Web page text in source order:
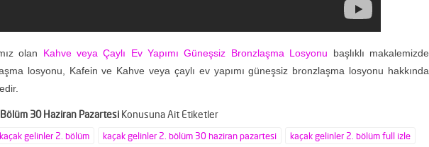
olan Kahve veya Çaylı Ev Yapımı Güneşsiz Bronzlaşma Losyonu başlıklı makalemizde
losyonu, Kafein ve Kahve veya çaylı ev yapımı güneşsiz bronzlaşma losyonu hakkında
30 Haziran Pazartesi Konusuna Ait Etiketler
kaçak gelinler 2. bölüm kaçak gelinler 2. bölüm 30 haziran pazartesi
kaçak gelinler 2. bölüm full izle